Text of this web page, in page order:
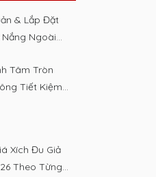
& Lắp Đặt
Nắng Ngoài
Tâm Tròn
Tiết Kiệm
Xích Đu Giả
Theo Từng